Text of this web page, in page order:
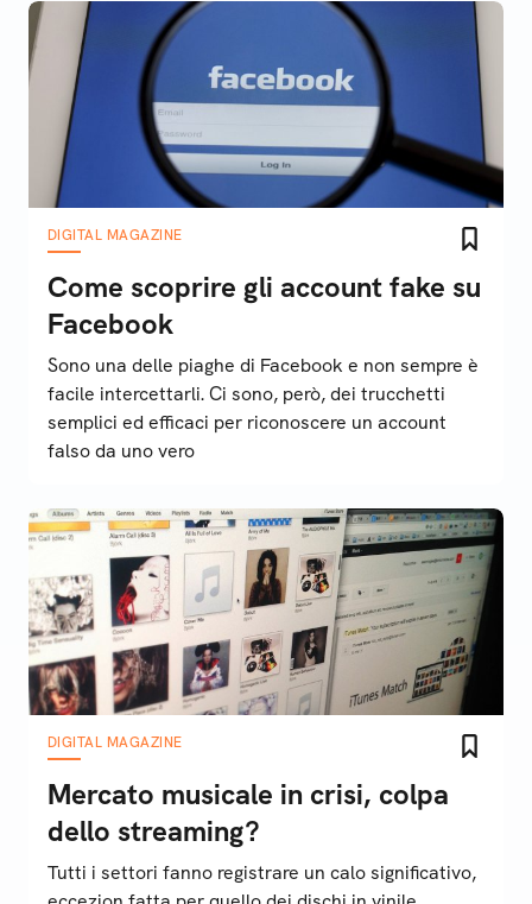
DIGITAL MAGAZINE
Come scoprire gli account fake su
Facebook
Sono una delle piaghe di Facebook e non sempre è
facile intercettarli. Ci sono, però, dei trucchetti
semplici ed efficaci per riconoscere un account
falso da uno vero
DIGITAL MAGAZINE
Mercato musicale in crisi, colpa
dello streaming?
Tutti i settori fanno registrare un calo significativo,